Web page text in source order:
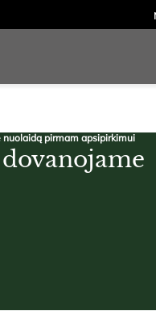
pirmam apsipirkimui